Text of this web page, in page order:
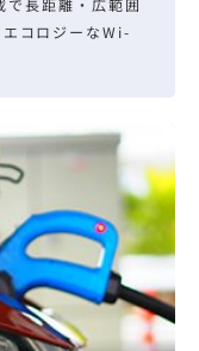
コロジーなWi-